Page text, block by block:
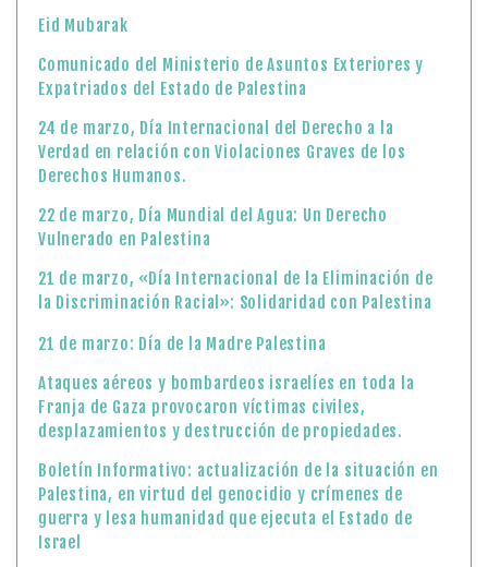
Eid Mubarak
Comunicado del Ministerio de Asuntos Exteriores y
Expatriados del Estado de Palestina
24 de marzo, Día Internacional del Derecho a la
Verdad en relación con Violaciones Graves de los
Derechos Humanos.
22 de marzo, Día Mundial del Agua: Un Derecho
Vulnerado en Palestina
21 de marzo, «Día Internacional de la Eliminación de
la Discriminación Racial»: Solidaridad con Palestina
21 de marzo: Día de la Madre Palestina
Ataques aéreos y bombardeos israelíes en toda la
Franja de Gaza provocaron víctimas civiles,
desplazamientos y destrucción de propiedades.
Boletín Informativo: actualización de la situación en
Palestina, en virtud del genocidio y crímenes de
guerra y lesa humanidad que ejecuta el Estado de
Israel